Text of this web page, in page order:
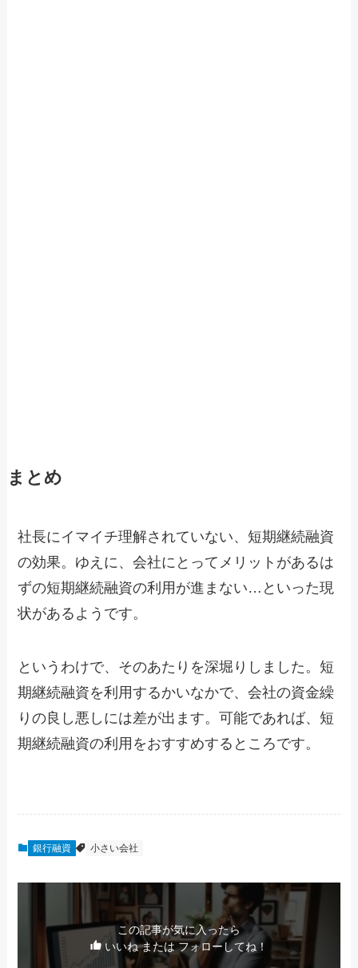
まとめ
社長にイマイチ理解されていない、短期継続融資
の効果。ゆえに、会社にとってメリットがあるは
ずの短期継続融資の利用が進まない…といった現
状があるようです。
というわけで、そのあたりを深堀りしました。短
期継続融資を利用するかいなかで、会社の資金繰
りの良し悪しには差が出ます。可能であれば、短
期継続融資の利用をおすすめするところです。
銀行融資 小さい会社
この記事が気に入ったら
いいね または フォローしてね！